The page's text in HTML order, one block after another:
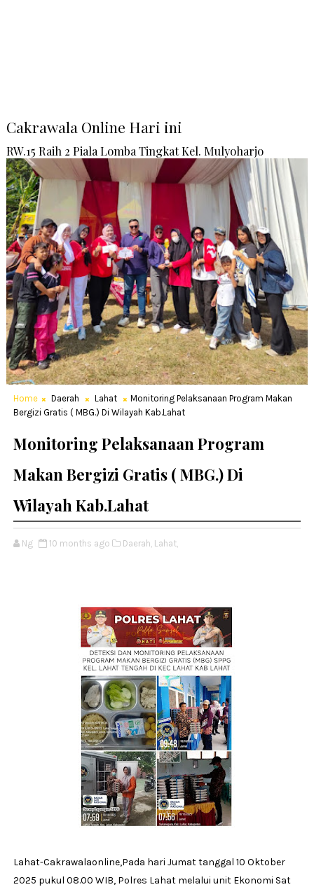
Cakrawala Online Hari ini
RW.15 Raih 2 Piala Lomba Tingkat Kel. Mulyoharjo
Home Daerah Lahat
Monitoring Pelaksanaan Program Makan
Bergizi Gratis ( MBG.) Di Wilayah Kab.Lahat
Monitoring Pelaksanaan Program
Makan Bergizi Gratis ( MBG.) Di
Wilayah Kab.Lahat
Ng 10 months ago Daerah, Lahat,
Lahat-Cakrawalaonline,Pada hari Jumat tanggal 10 Oktober
2025 pukul 08.00 WIB, Polres Lahat melalui unit Ekonomi Sat